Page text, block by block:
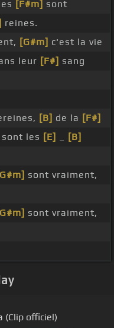
[F#m] sont
reines.
[G#m] c'est la vie
leur [F#] sang
[B] de la [F#]
les [E]
[B]
sont vraiment,
sont vraiment,
(Clip officiel)